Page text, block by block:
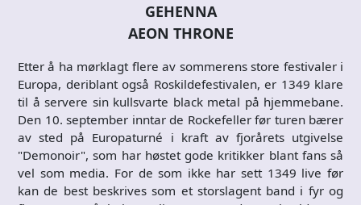
GEHENNA
AEON THRONE
Etter å ha mørklagt flere av sommerens store festivaler i
Europa, deriblant også Roskildefestivalen, er 1349 klare
til å servere sin kullsvarte black metal på hjemmebane.
Den 10. september inntar de Rockefeller før turen bærer
av sted på Europaturné i kraft av fjorårets utgivelse
"Demonoir", som har høstet gode kritikker blant fans så
vel som media. For de som ikke har sett 1349 live før
kan de best beskrives som et storslagent band i fyr og